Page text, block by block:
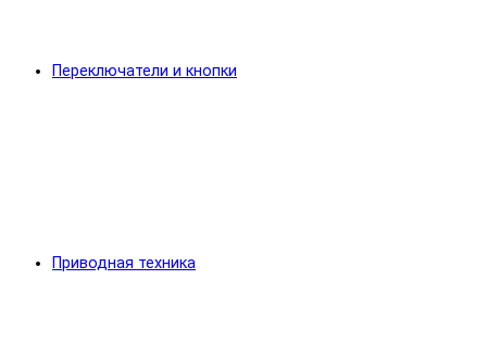
Переключатели и кнопки
Приводная техника